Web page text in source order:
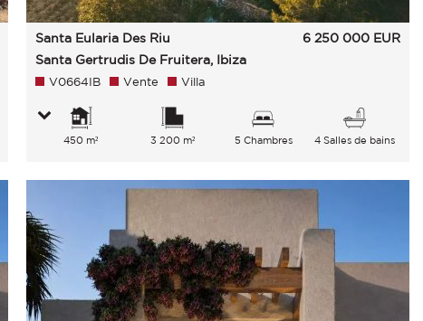
Santa Eularia Des Riu
Santa Gertrudis De Fruitera, Ibiza
6 250 000 EUR
V0664IB Vente Villa
450 m² 3 200 m² 5 Chambres 4 Salles de bains